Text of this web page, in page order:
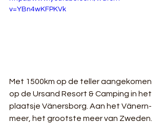
v=YBn4wKFPKVk
Met 1500km op de teller aangekomen
op de Ursand Resort & Camping in het
plaatsje Vänersborg. Aan het Vänern-
meer, het grootste meer van Zweden.